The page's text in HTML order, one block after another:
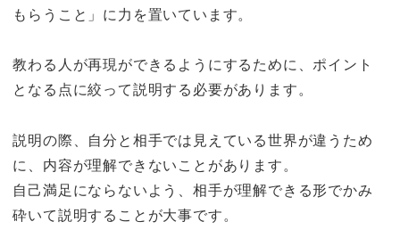
もらうこと」に力を置いています。
教わる人が再現ができるようにするために、ポイント
となる点に絞って説明する必要があります。
説明の際、自分と相手では見えている世界が違うため
に、内容が理解できないことがあります。
自己満足にならないよう、相手が理解できる形でかみ
砕いて説明することが大事です。